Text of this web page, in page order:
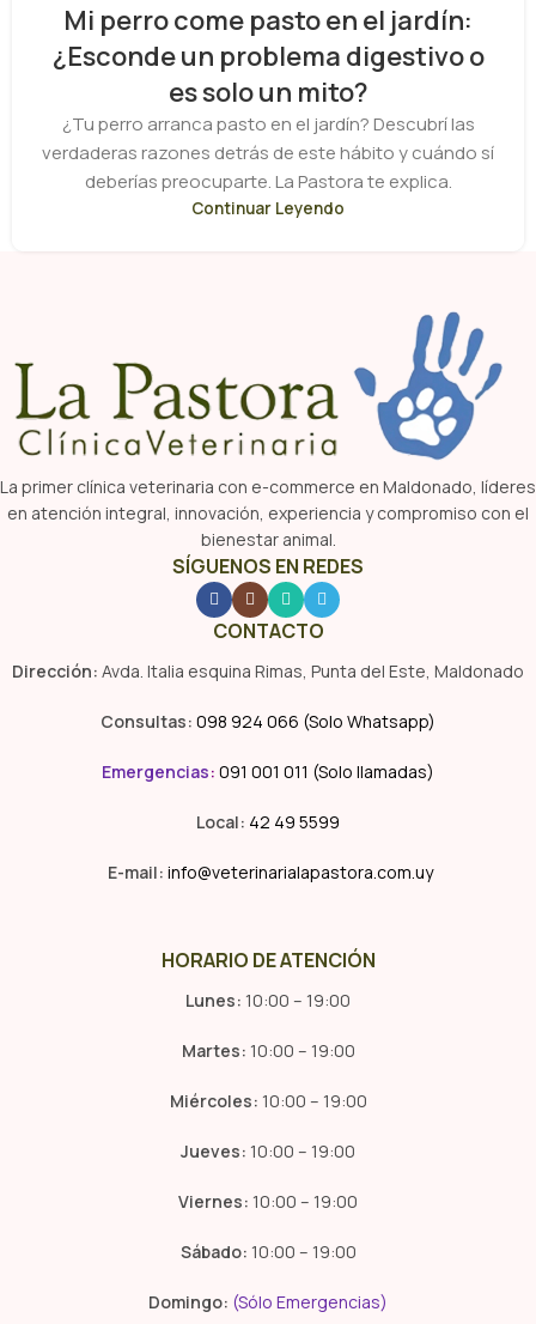
Mi perro come pasto en el jardín:
¿Esconde un problema digestivo o
es solo un mito?
¿Tu perro arranca pasto en el jardín? Descubrí las
verdaderas razones detrás de este hábito y cuándo sí
deberías preocuparte. La Pastora te explica.
Continuar Leyendo
La primer clínica veterinaria con e-commerce en Maldonado, líderes
en atención integral, innovación, experiencia y compromiso con el
bienestar animal.
SÍGUENOS EN REDES
CONTACTO
Dirección: Avda. Italia esquina Rimas, Punta del Este, Maldonado
Consultas: 098 924 066 (Solo Whatsapp)
Emergencias: 091 001 011 (Solo llamadas)
Local: 42 49 5599
E-mail: info@veterinarialapastora.com.uy
HORARIO DE ATENCIÓN
Lunes: 10:00 – 19:00
Martes: 10:00 – 19:00
Miércoles: 10:00 – 19:00
Jueves: 10:00 – 19:00
Viernes: 10:00 – 19:00
Sábado: 10:00 – 19:00
Domingo: (Sólo Emergencias)